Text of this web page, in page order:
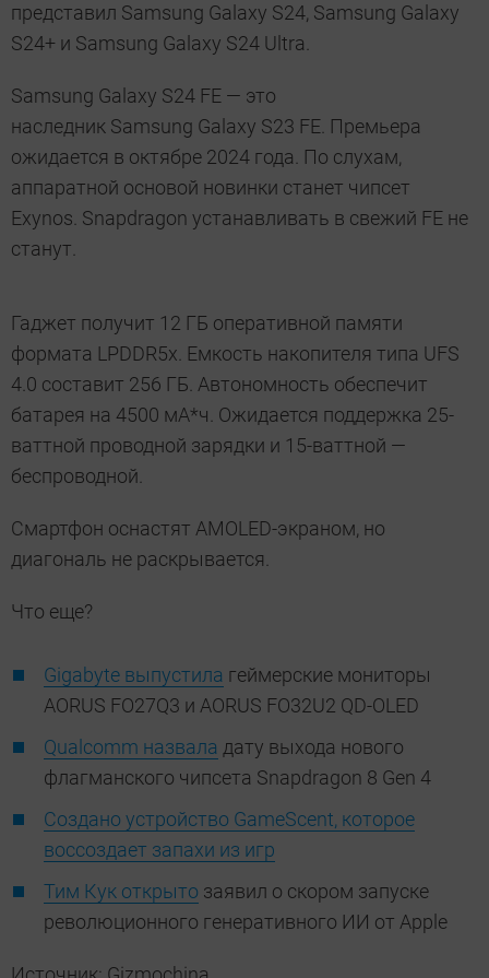
представил Samsung Galaxy S24, Samsung Galaxy
S24+ и Samsung Galaxy S24 Ultra.
Samsung Galaxy S24 FE — это
наследник Samsung Galaxy S23 FE. Премьера
ожидается в октябре 2024 года. По слухам,
аппаратной основой новинки станет чипсет
Exynos. Snapdragon устанавливать в свежий FE не
станут.
Гаджет получит 12 ГБ оперативной памяти
формата LPDDR5x. Емкость накопителя типа UFS
4.0 составит 256 ГБ. Автономность обеспечит
батарея на 4500 мА*ч. Ожидается поддержка 25-
ваттной проводной зарядки и 15-ваттной —
беспроводной.
Смартфон оснастят AMOLED-экраном, но
диагональ не раскрывается.
Что еще?
Gigabyte выпустила геймерские мониторы
AORUS FO27Q3 и AORUS FO32U2 QD-OLED
Qualcomm назвала дату выхода нового
флагманского чипсета Snapdragon 8 Gen 4
Создано устройство GameScent, которое
воссоздает запахи из игр
Тим Кук открыто заявил о скором запуске
революционного генеративного ИИ от Apple